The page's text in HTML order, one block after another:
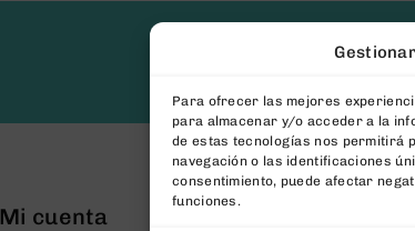
Para ofrecer las mejores
para almacenar y/o acceder a la
de estas tecnologías nos permitirá
navegación o las identificaciones
consentimiento, puede afectar
funciones.
Mi cuenta